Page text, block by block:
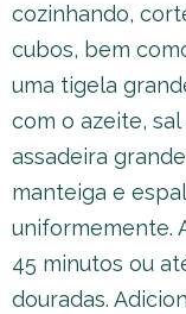
cozinhando,
cubos, bem
uma tigela
com o azeite,
assadeira
manteiga e
uniformemente.
45 minutos ou
douradas.